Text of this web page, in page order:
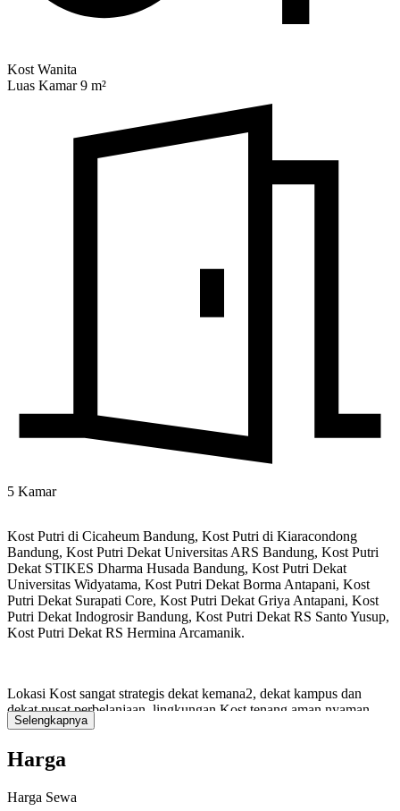
Kost Wanita
Luas Kamar 9 m²
5 Kamar
Kost Putri di Cicaheum Bandung, Kost Putri di Kiaracondong
Bandung, Kost Putri Dekat Universitas ARS Bandung, Kost Putri
Dekat STIKES Dharma Husada Bandung, Kost Putri Dekat
Universitas Widyatama, Kost Putri Dekat Borma Antapani, Kost
Putri Dekat Surapati Core, Kost Putri Dekat Griya Antapani, Kost
Putri Dekat Indogrosir Bandung, Kost Putri Dekat RS Santo Yusup,
Kost Putri Dekat RS Hermina Arcamanik.
Lokasi Kost sangat strategis dekat kemana2, dekat kampus dan
dekat pusat perbelanjaan, lingkungan Kost tenang aman nyaman
dan bebas banjir.
pemilik Rumah Kost Telp/WA: 082168872368 / 081312868418 /
Selengkapnya
Harga
Harga Sewa